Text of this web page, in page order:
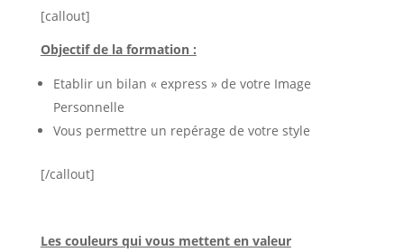
[callout]
Objectif de la formation :
Etablir un bilan « express » de votre Image
Personnelle
Vous permettre un repérage de votre style
[/callout]
Les couleurs qui vous mettent en valeur